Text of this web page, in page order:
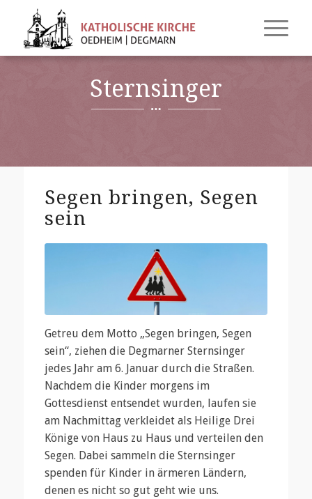
Sternsinger
Segen bringen, Segen
sein
Getreu dem Motto „Segen bringen, Segen
sein“, ziehen die Degmarner Sternsinger
jedes Jahr am 6. Januar durch die Straßen.
Nachdem die Kinder morgens im
Gottesdienst entsendet wurden, laufen sie
am Nachmittag verkleidet als Heilige Drei
Könige von Haus zu Haus und verteilen den
Segen. Dabei sammeln die Sternsinger
spenden für Kinder in ärmeren Ländern,
denen es nicht so gut geht wie uns.